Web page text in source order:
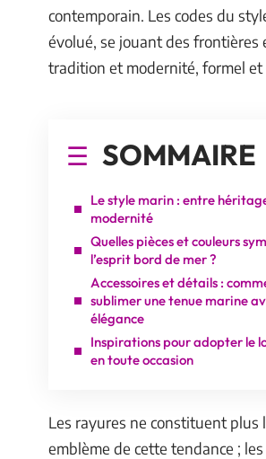
contemporain. Les codes du
évolué, se jouant des frontières
tradition et modernité, formel et
SOMMAIRE
Le style marin : entre
modernité
Quelles pièces et couleurs
l’esprit bord de mer ?
Accessoires et détails :
sublimer une tenue marine
élégance
Inspirations pour adopter le
en toute occasion
Les rayures ne constituent plus
emblème de cette tendance ;